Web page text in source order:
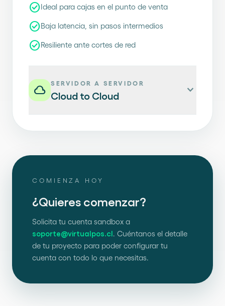
check_circleIdeal para cajas en el punto de venta
check_circleBaja latencia, sin pasos intermedios
check_circleResiliente ante cortes de red
cloud
SERVIDOR A SERVIDOR
Cloud to Cloud expand_more
COMIENZA HOY
¿Quieres comenzar?
Solicita tu cuenta sandbox a
soporte@virtualpos.cl. Cuéntanos el detalle
de tu proyecto para poder configurar tu
cuenta con todo lo que necesitas.